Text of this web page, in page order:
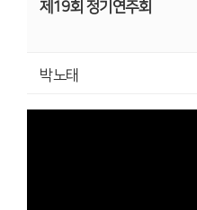
제19회 정기연주회
박노태